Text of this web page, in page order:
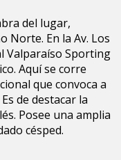
del lugar,
Norte. En la Av. Los
Valparaíso Sporting
Aquí se corre
que convoca a
de destacar la
Posee una amplia
césped.